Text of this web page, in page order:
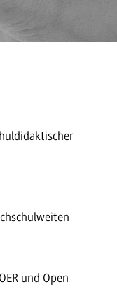
und Open